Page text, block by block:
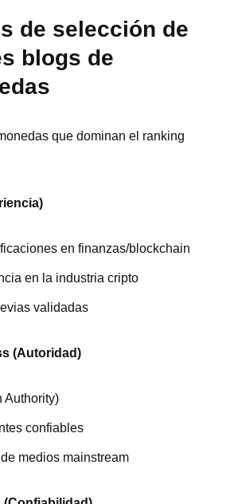
de selección de
blogs de
que dominan el ranking
en finanzas/blockchain
en la industria cripto
validadas
(Autoridad)
Authority)
confiables
medios mainstream